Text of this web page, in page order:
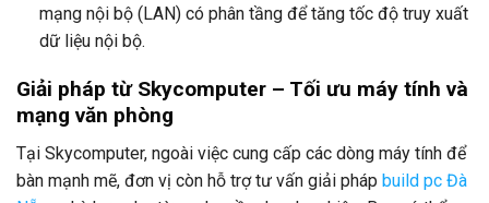
mạng nội bộ (LAN) có phân tầng để tăng tốc độ truy xuất
dữ liệu nội bộ.
Giải pháp từ Skycomputer – Tối ưu máy tính và
mạng văn phòng
Tại Skycomputer, ngoài việc cung cấp các dòng máy tính để
bàn mạnh mẽ, đơn vị còn hỗ trợ tư vấn giải pháp build pc Đà